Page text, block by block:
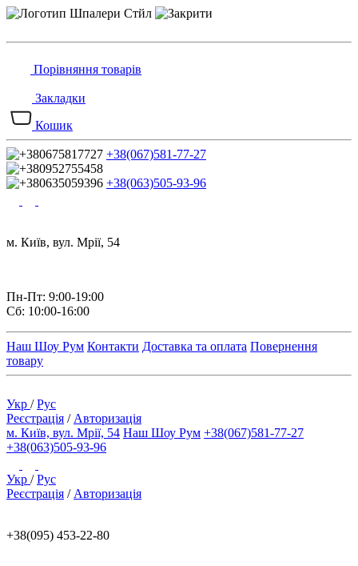
Порівняння товарів
Закладки
Кошик
+38(067)581-77-27
+38(063)505-93-96
м. Київ, вул. Мрії, 54
Пн-Пт: 9:00-19:00
Сб: 10:00-16:00
Наш Шоу Рум Контакти Доставка та оплата Повернення
товару
Укр /Рус
Реєстрація / Авторизація
м. Київ, вул. Мрії, 54 Наш Шоу Рум +38(067)581-77-27
+38(063)505-93-96
Укр /Рус
Реєстрація / Авторизація
+38(095) 453-22-80